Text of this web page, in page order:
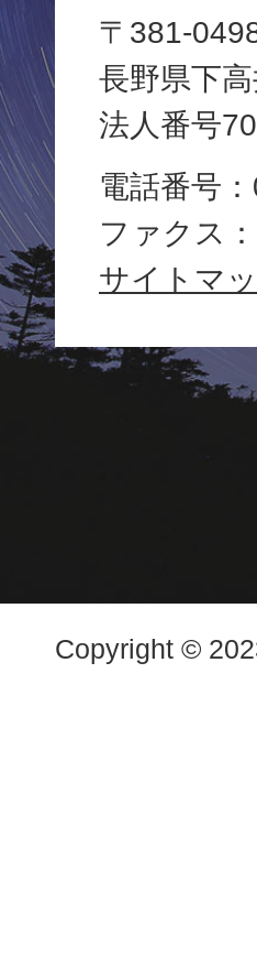
内
町
役
場
Town
〒381-
長野県下
法人番号
電話番号
ファクス
サイトマ
Copyright ©